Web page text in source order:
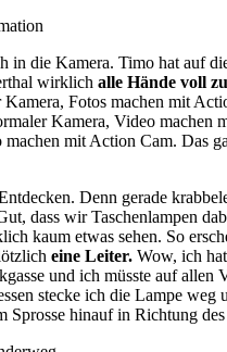
in die Kamera. Timo hat auf
wirklich alle Hände voll
Fotos machen mit
Kamera, Video machen
mit Action Cam. Das
Denn gerade
dass wir Taschenlampen
kaum etwas sehen. So
eine Leiter. Wow, ich
und ich müsste auf allen
stecke ich die Lampe weg
Sprosse hinauf in Richtung